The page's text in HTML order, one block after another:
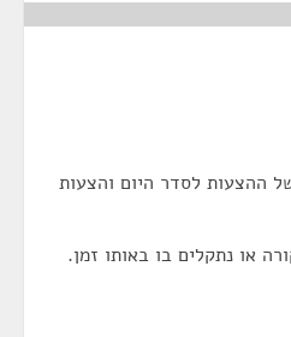
ההצעות לסדר היום והצעות
או נתקלים בו באותו זמן.